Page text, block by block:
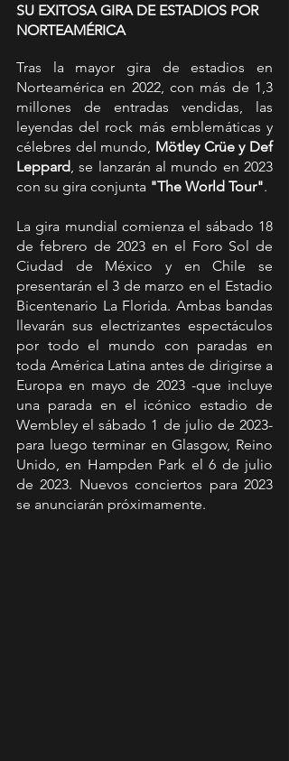
SU EXITOSA GIRA DE ESTADIOS POR
NORTEAMÉRICA
Tras la mayor gira de estadios en
Norteamérica en 2022, con más de 1,3
millones de entradas vendidas, las
leyendas del rock más emblemáticas y
célebres del mundo, Mötley Crüe y Def
Leppard , se lanzarán al mundo en 2023
con su gira conjunta "The World Tour".
La gira mundial comienza el sábado 18
de febrero de 2023 en el Foro Sol de
Ciudad de México y en Chile se
presentarán el 3 de marzo en el Estadio
Bicentenario La Florida. Ambas bandas
llevarán sus electrizantes espectáculos
por todo el mundo con paradas en
toda América Latina antes de dirigirse a
Europa en mayo de 2023 -que incluye
una parada en el icónico estadio de
Wembley el sábado 1 de julio de 2023-
para luego terminar en Glasgow, Reino
Unido, en Hampden Park el 6 de julio
de 2023. Nuevos conciertos para 2023
se anunciarán próximamente.